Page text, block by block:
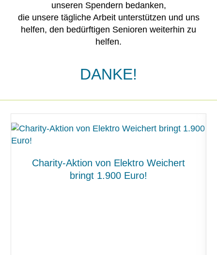
unseren Spendern bedanken,
die unsere tägliche Arbeit unterstützen und uns
helfen, den bedürftigen Senioren weiterhin zu
helfen.
DANKE!
Charity-Aktion von Elektro Weichert
bringt 1.900 Euro!